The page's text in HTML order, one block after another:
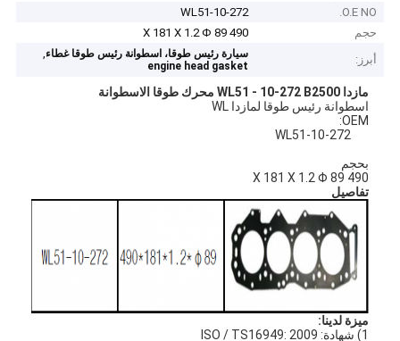
O.E NO.
WL51-10-272
حجم
490 X 181 X 1.2 Φ 89
أبرز:
سيارة رئيس طوقا، اسطوانة رئيس طوقا غطاء,
engine head gasket
مازدا WL51 - 10-272 B2500 محرك طوقا الاسطوانة
اسطوانة رئيس طوقا لمازدا WL
OEM:
WL51-10-272
بحجم
490 X 181 X 1.2 Φ 89
تفاصيل
ميزة لدينا:
1) شهادة: ISO / TS16949: 2009